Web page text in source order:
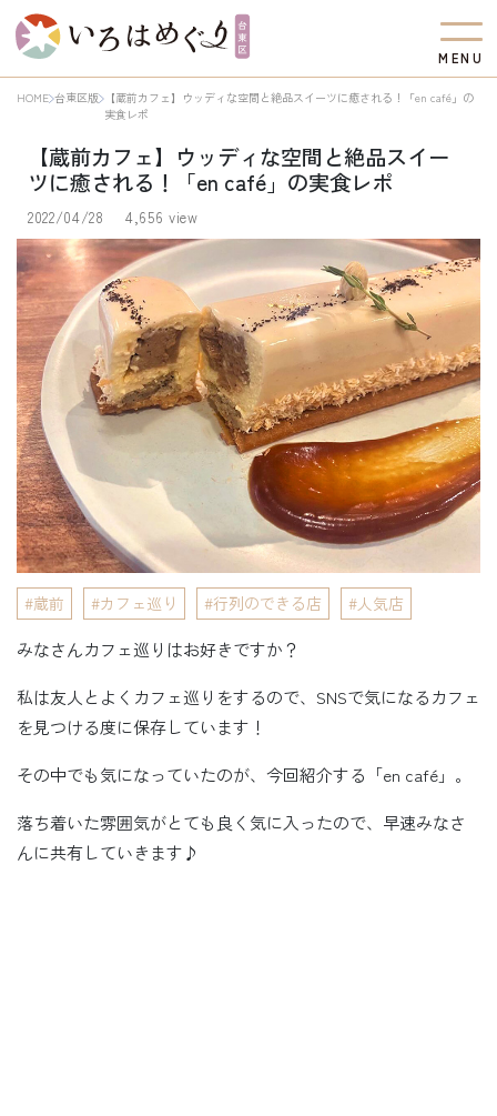
M EN U
HOME 台東区版
【蔵前カフェ】ウッディな空間と絶品スイーツに癒される！「en café」の
実食レポ
【蔵前カフェ】ウッディな空間と絶品スイー
ツに癒される！「en café」の実食レポ
2022/04/28 4,656 view
蔵前 カフェ巡り 行列のできる店 人気店
みなさんカフェ巡りはお好きですか？
私は友人とよくカフェ巡りをするので、SNSで気になるカフェ
を見つける度に保存しています！
その中でも気になっていたのが、今回紹介する「en café」。
落ち着いた雰囲気がとても良く気に入ったので、早速みなさ
んに共有していきます♪